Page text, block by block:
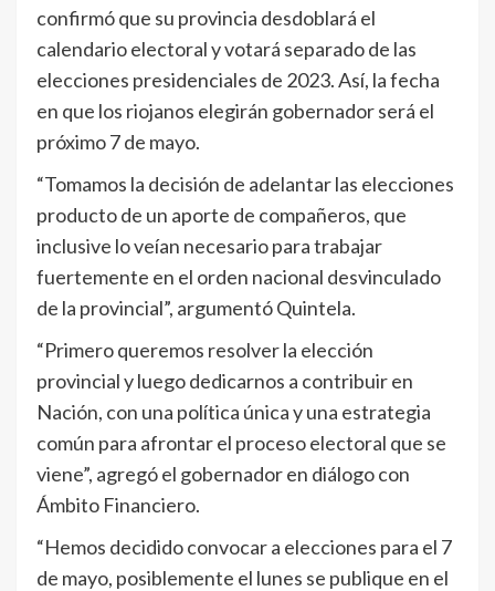
confirmó que su provincia desdoblará el
calendario electoral y votará separado de las
elecciones presidenciales de 2023. Así, la fecha
en que los riojanos elegirán gobernador será el
próximo 7 de mayo.
“Tomamos la decisión de adelantar las elecciones
producto de un aporte de compañeros, que
inclusive lo veían necesario para trabajar
fuertemente en el orden nacional desvinculado
de la provincial”, argumentó Quintela.
“Primero queremos resolver la elección
provincial y luego dedicarnos a contribuir en
Nación, con una política única y una estrategia
común para afrontar el proceso electoral que se
viene”, agregó el gobernador en diálogo con
Ámbito Financiero.
“Hemos decidido convocar a elecciones para el 7
de mayo, posiblemente el lunes se publique en el